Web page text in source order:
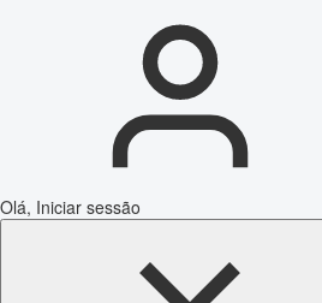
Olá, Iniciar sessão